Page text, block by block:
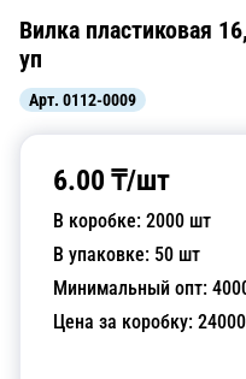
Вилка пластиковая
уп
Арт. 0112-0009
6.00 ₸/шт
В коробке: 2000 шт
В упаковке: 50 шт
Минимальный опт:
Цена за коробку: